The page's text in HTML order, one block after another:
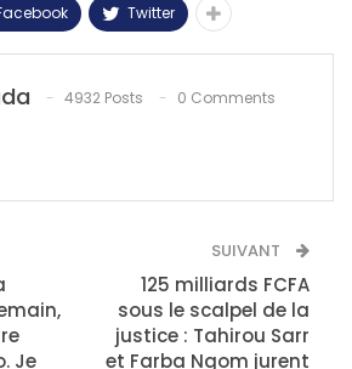
Twitter
4932 Posts 0 Comments
Je
SUIVANT
125 milliards FCFA
sous le scalpel de la
justice : Tahirou Sarr
et Farba Ngom jurent